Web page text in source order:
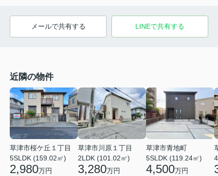
メールで共有する LINEで共有する
近隣の物件
草津市桜ケ丘１丁目
5SLDK (159.02㎡)
2,980万円
草津市川原１丁目
2LDK (101.02㎡)
3,280万円
草津市青地町
5SLDK (119.24㎡)
4,500万円